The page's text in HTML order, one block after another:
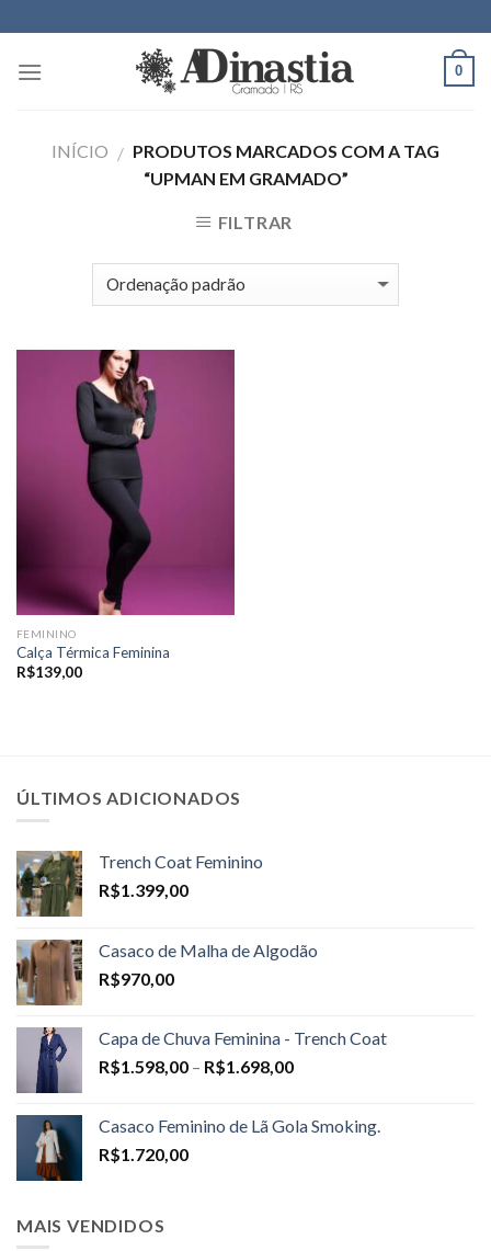
to
content
0
INÍCIO / PRODUTOS MARCADOS COM A TAG
“UPMAN EM GRAMADO”
FILTRAR
FEMININO
Calça Térmica Feminina
R$139,00
ÚLTIMOS ADICIONADOS
Trench Coat Feminino
R$1.399,00
Casaco de Malha de Algodão
R$970,00
Capa de Chuva Feminina - Trench Coat
R$1.598,00 – R$1.698,00Price
through
Casaco Feminino de Lã Gola Smoking.
R$1.720,00
MAIS VENDIDOS